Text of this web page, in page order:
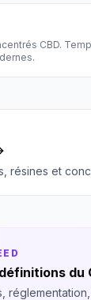
CBD.
résines et
du